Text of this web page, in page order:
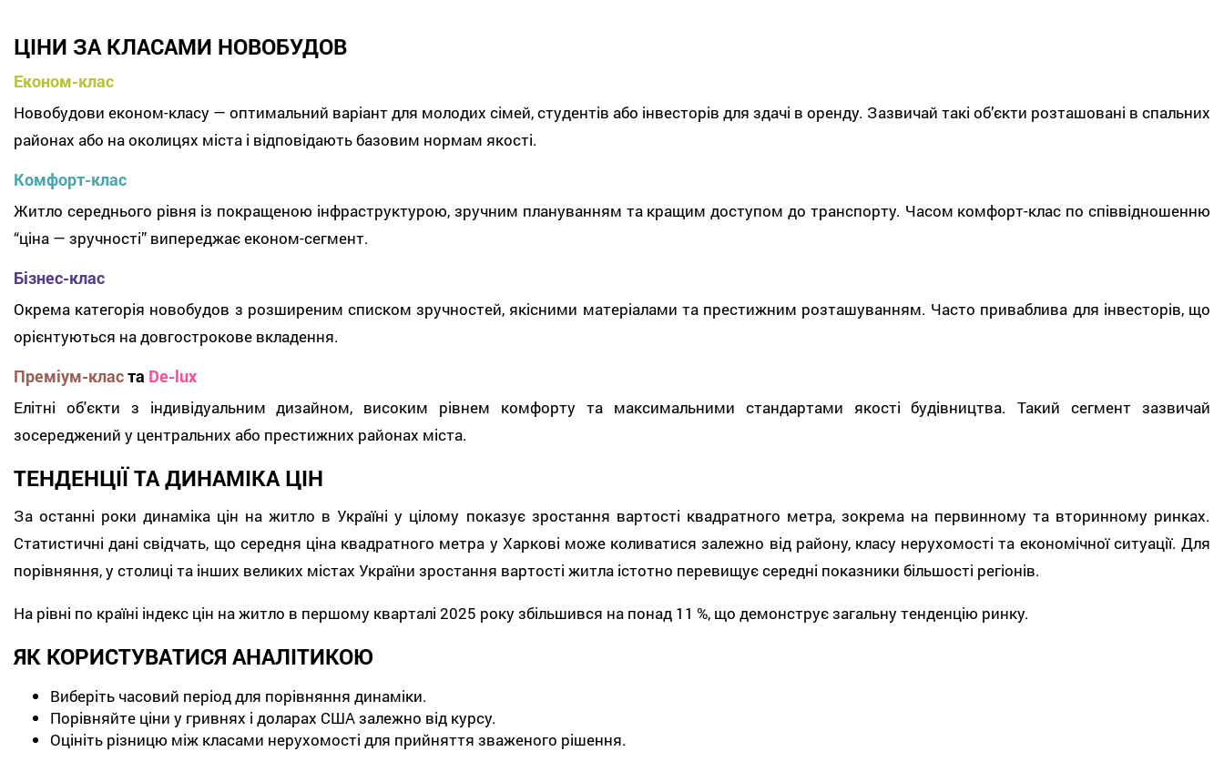
ЦІНИ ЗА КЛАСАМИ НОВОБУДОВ
Економ-клас
Новобудови економ-класу — оптимальний варіант для молодих сімей, студентів або інвесторів для здачі в оренду. Зазвичай такі об’єкти розташовані в спальних
районах або на околицях міста і відповідають базовим нормам якості.
Комфорт-клас
Житло середнього рівня із покращеною інфраструктурою, зручним плануванням та кращим доступом до транспорту. Часом комфорт-клас по співвідношенню
“ціна — зручності” випереджає економ-сегмент.
Бізнес-клас
Окрема категорія новобудов з розширеним списком зручностей, якісними матеріалами та престижним розташуванням. Часто приваблива для інвесторів, що
орієнтуються на довгострокове вкладення.
Преміум-класта De-lux
Елітні об'єкти з індивідуальним дизайном, високим рівнем комфорту та максимальними стандартами якості будівництва. Такий сегмент зазвичай
зосереджений у центральних або престижних районах міста.
ТЕНДЕНЦІЇ ТА ДИНАМІКА ЦІН
За останні роки динаміка цін на житло в Україні у цілому показує зростання вартості квадратного метра, зокрема на первинному та вторинному ринках.
Статистичні дані свідчать, що середня ціна квадратного метра у Харкові може коливатися залежно від району, класу нерухомості та економічної ситуації. Для
порівняння, у столиці та інших великих містах України зростання вартості житла істотно перевищує середні показники більшості регіонів.
На рівні по країні індекс цін на житло в першому кварталі 2025 року збільшився на понад 11 %, що демонструє загальну тенденцію ринку.
ЯК КОРИСТУВАТИСЯ АНАЛІТИКОЮ
Виберіть часовий період для порівняння динаміки.
Порівняйте ціни у гривнях і доларах США залежно від курсу.
Оцініть різницю між класами нерухомості для прийняття зваженого рішення.